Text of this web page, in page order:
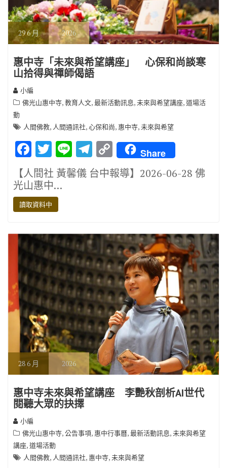
296 月 2026
惠中寺「未來與希望講座」 心保和尚談寒
山拾得與禪師偈語
小編
佛光山惠中寺,教育人文,最新活動訊息,未來與希望講座,道場活
動
人間佛教, 人間通訊社,心保和尚, 惠中寺,未來與希望
F
ac
e
b
o
o
k
T
w
it
te
r
Li
n
e
T
el
e
m
C
o
p
n
k
Share
【人間社 黃馨儀 台中報導】2026-06-28 佛
光山惠中…
讀取資料中
286 月 2026
惠中寺未來與希望講座 李艷秋剖析AI世代
閱聽大眾的抉擇
小編
佛光山惠中寺,公告事項, 惠中行事曆,最新活動訊息,未來與希望
講座,道場活動
人間佛教, 人間通訊社, 惠中寺,未來與希望